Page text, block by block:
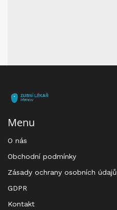
Menu
O nás
Obchodní podmínky
Zásady ochrany osobních údajů
GDPR
Kontakt